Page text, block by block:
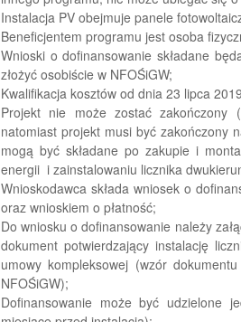
Instalacja PV obejmuje panele
Beneficjentem programu jest osoba
Wnioski o dofinansowanie składane
złożyć osobiście w NFOŚiGW;
Kwalifikacja kosztów od dnia 23 lipca
Projekt nie może zostać zakończony
natomiast projekt musi być zakończony
mogą być składane po zakupie i
energii i zainstalowaniu licznika
Wnioskodawca składa wniosek o
oraz wnioskiem o płatność;
Do wniosku o dofinansowanie należy
dokument potwierdzający instalację
umowy kompleksowej (wzór
NFOŚiGW);
Dofinansowanie może być udzielone